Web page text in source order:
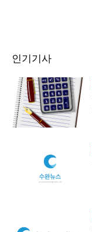
인기기사